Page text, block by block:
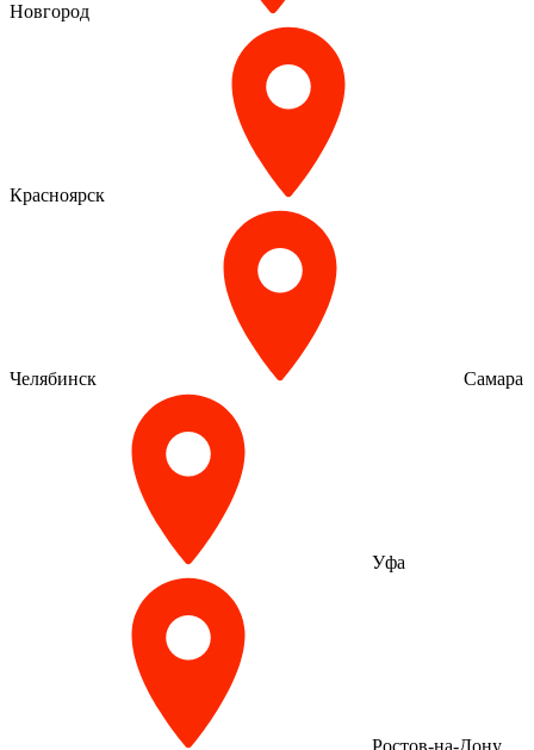
Новгород
Красноярск
Челябинск Самара
Уфа
Ростов-на-Дону